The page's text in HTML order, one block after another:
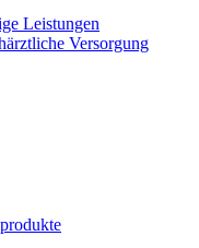
Leistungen
Versorgung